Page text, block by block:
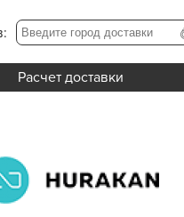
Расчет доставки